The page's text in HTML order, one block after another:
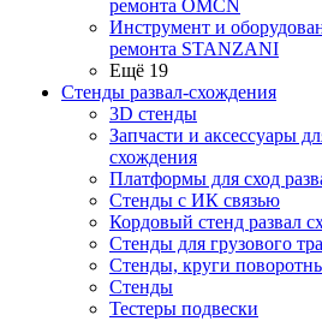
ремонта OMCN
Инструмент и
ремонта STANZANI
Ещё 19
Стенды развал-схождения
3D стенды
Запчасти и аксессуары
схождения
Платформы для сход
Стенды с ИК связью
Кордовый стенд развал
Стенды для грузового
Стенды, круги
Стенды
Тестеры подвески